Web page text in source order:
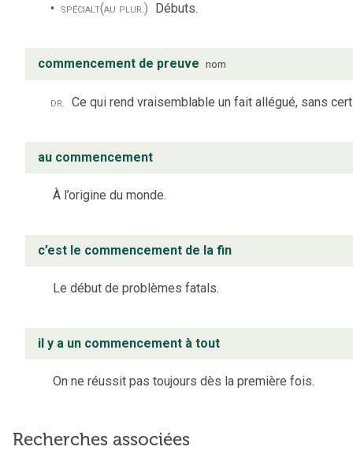
spécialt(au plur.) Débuts.
commencement de preuve nom
dr. Ce qui rend vraisemblable un fait allégué, sans
au commencement
À l’origine du monde.
c’est le commencement de la fin
Le début de problèmes fatals.
il y a un commencement à tout
On ne réussit pas toujours dès la première fois.
Recherches associées